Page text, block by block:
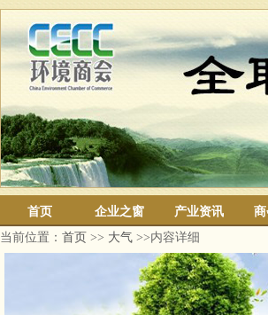
首页 企业之窗 产业资讯
当前位置： 首页 >> 大气 >>内容详细